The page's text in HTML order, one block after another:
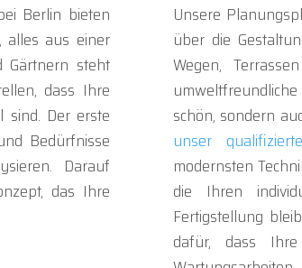
Berlin bieten
alles aus einer
Gärtnern steht
dass Ihre
sind. Der erste
Bedürfnisse
Darauf
das Ihre
Unsere
über die
Wegen,
schön, sondern
unser
modernsten
die Ihren
Fertigstellung
dafür, dass